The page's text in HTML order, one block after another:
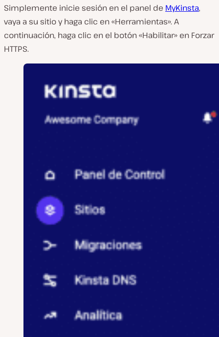
Simplemente inicie sesión en el panel de MyKinsta,
vaya a su sitio y haga clic en «Herramientas». A
continuación, haga clic en el botón «Habilitar» en Forzar
HTTPS.